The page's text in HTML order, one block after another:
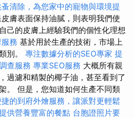
蚤清除，為您家中的寵物與環境提
膚表面保持油膩，則表明我們使
己的皮膚上經驗我們的個性化理想
務 基於用於生產的技術，市場上
別。 專注數據分析的SEO專家 提
查服務 專業SEO服務 大概所有親
過濾和精製的椰子油，甚至看到了
。 但是，您知道如何生產不同類
的到府外燴服務，讓派對更輕鬆
供營養豐富的餐點 台胞證照片要